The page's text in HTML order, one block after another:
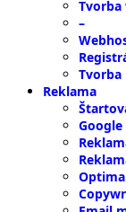
Tvorba
–
Tvorba
Reklama